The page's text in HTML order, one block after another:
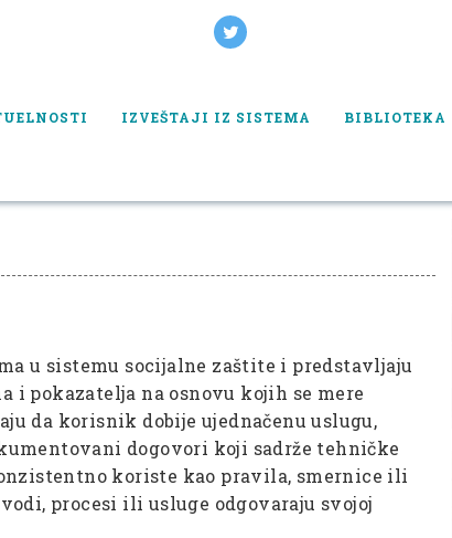
IZVEŠTAJI IZ SISTEMA BIBLIOTEKA
u sistemu socijalne zaštite i predstavljaju
pokazatelja na osnovu kojih se mere
da korisnik dobije ujednačenu uslugu,
dogovori koji sadrže tehničke
koriste kao pravila, smernice ili
procesi ili usluge odgovaraju svojoj